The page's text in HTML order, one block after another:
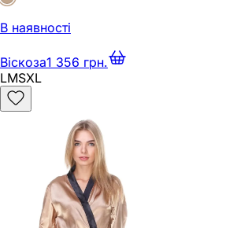
В наявності
Віскоза1 356 грн.
LMSXL